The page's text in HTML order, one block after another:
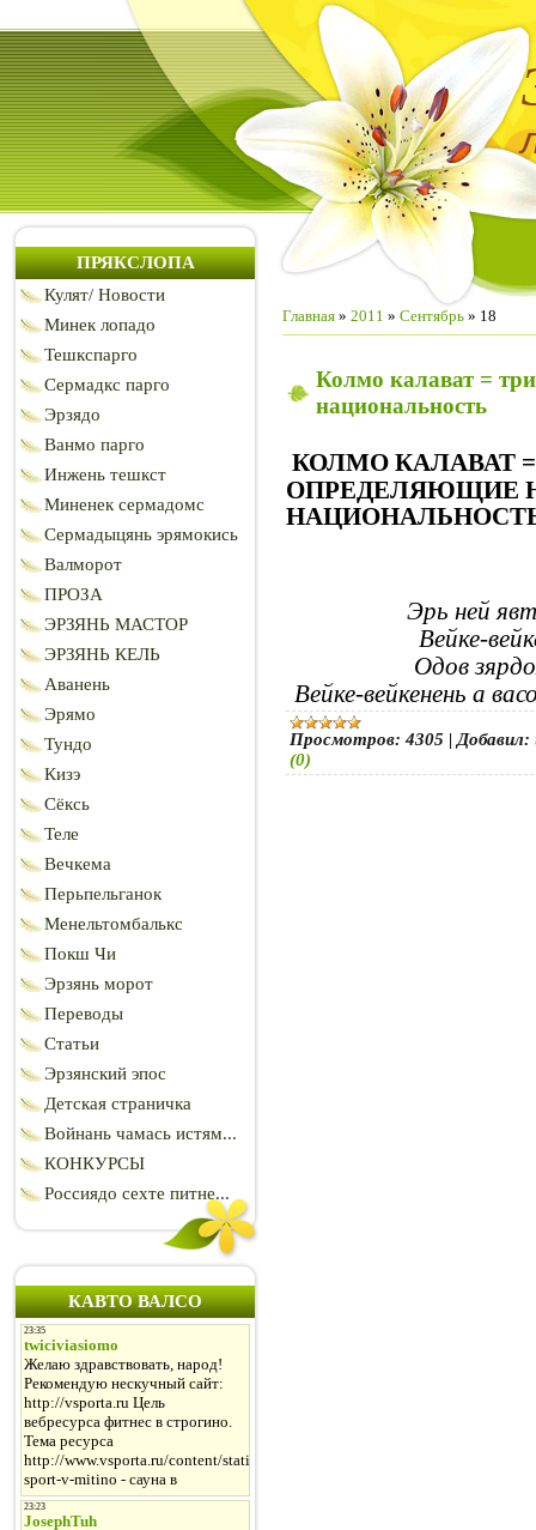
ПРЯКСЛОПА
Кулят/ Новости
Минек лопадо
Тешкспарго
Сермадкс парго
Эрзядо
Ванмо парго
Инжень тешкст
Миненек сермадомс
Сермадыцянь эрямокись
Валморот
ПРОЗА
ЭРЗЯНЬ МАСТОР
ЭРЗЯНЬ КЕЛЬ
Аванень
Эрямо
Тундо
Кизэ
Сёксь
Теле
Вечкема
Перьпельганок
Менельтомбалькс
Покш Чи
Эрзянь морот
Переводы
Статьи
Эрзянский эпос
Детская страничка
Войнань чамась истям...
КОНКУРСЫ
Россиядо сехте питне...
КАВТО ВАЛСО
Главная » 2011 » Сентябрь » 18
Колмо калават =
национальность
КОЛМО КАЛАВАТ
ОПРЕДЕЛЯЮЩИЕ
Эрь ней
Вейке-
Одов
Вейке-вейкенень а
Просмотров: 4305 | Добавил:
(0)